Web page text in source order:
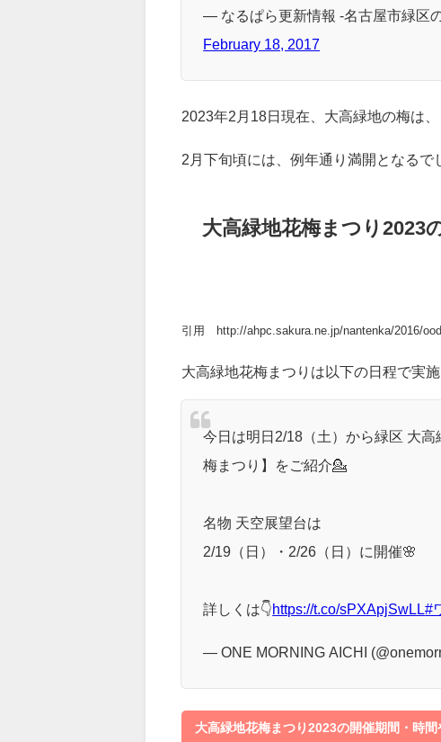
お楽しみをそろえて皆様をお待ちし
梅の開花状況は4～5分咲です
— なるぱら更新情報 -名古屋市緑区
2023年2月18日現在、大高緑地の梅は
大高緑地花梅まつり2023
引用 http://ahpc.sakura.ne.jp/nantenka/2016/
大高緑地花梅まつりは以下の日程で実施
今日は明日2/18（土）から緑区 大
梅まつり】をご紹介💁
名物 天空展望台は
2/19（日）・2/26（日）に開催🌸
詳しくは👇https://t.co/sPXApjSwLL#